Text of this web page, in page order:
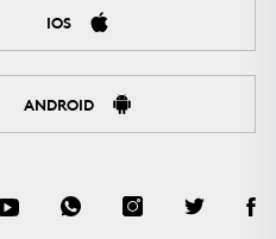
IOS
ANDROID